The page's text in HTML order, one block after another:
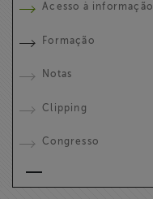
Acesso à informação
Formação
Notas
Clipping
Congresso